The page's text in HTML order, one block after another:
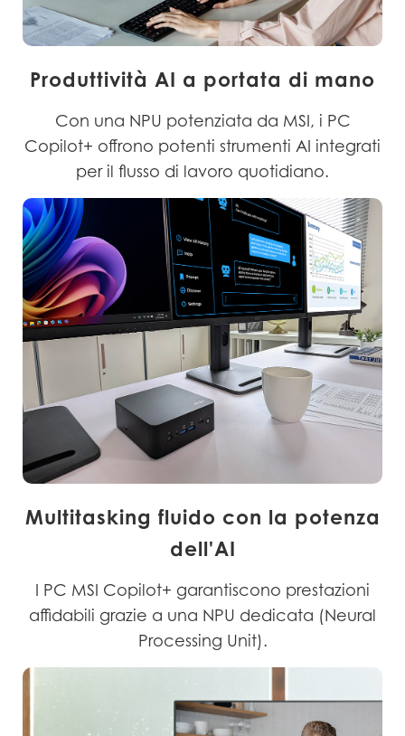
Produttività AI a portata di mano
Con una NPU potenziata da MSI, i PC
Copilot+ offrono potenti strumenti AI integrati
per il flusso di lavoro quotidiano.
Multitasking fluido con la potenza
dell'AI
I PC MSI Copilot+ garantiscono prestazioni
affidabili grazie a una NPU dedicata (Neural
Processing Unit).